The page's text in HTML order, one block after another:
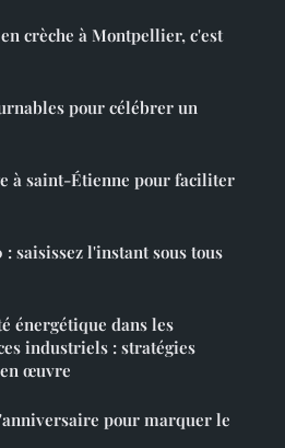
crèche à Montpellier, c'est
pour célébrer un
à saint-Étienne pour faciliter
saisissez l'instant sous tous
énergétique dans les
industriels : stratégies
œuvre
pour marquer le